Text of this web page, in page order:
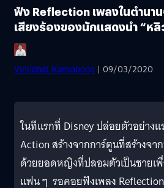
ฟัง Reflection เพลงในตำนา
เสียงร้องของนักแสดงนำ “ห
Vinijphat Kanyapong | 09/03/2020
ในทีแรกที่ Disney ปล่อยตัวอย่าง
Action สร้างจากการ์ตูนที่สร้างจ
ด้วยยอดหญิงที่ปลอมตัวเป็นชายเ
แฟน ๆ รอคอยฟังเพลง